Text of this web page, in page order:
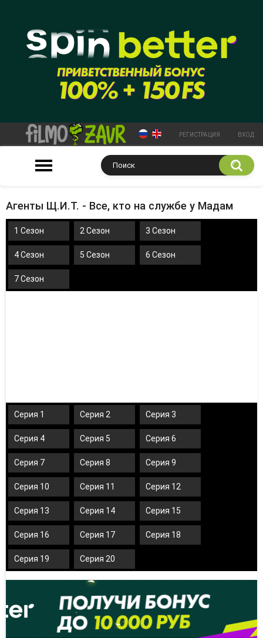
РЕГИСТРАЦИЯ ВХОД
Агенты Щ.И.Т. - Все, кто на службе у Мадам
1 Сезон 2 Сезон 3 Сезон
4 Сезон 5 Сезон 6 Сезон
7 Сезон
Серия 1 Серия 2 Серия 3
Серия 4 Серия 5 Серия 6
Серия 7 Серия 8 Серия 9
Серия 10 Серия 11 Серия 12
Серия 13 Серия 14 Серия 15
Серия 16 Серия 17 Серия 18
Серия 19 Серия 20